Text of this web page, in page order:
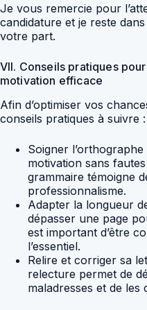
Je vous remercie pour
candidature et je reste dans
votre part.
VII. Conseils pratiques
motivation efficace
Afin d’optimiser vos
conseils pratiques à suivre :
Soigner
motivation sans
grammaire témoigne
professionnalisme.
Adapter la longueur
dépasser une page
est important d’être
l’essentiel.
Relire et corriger sa
relecture permet de
maladresses et de les